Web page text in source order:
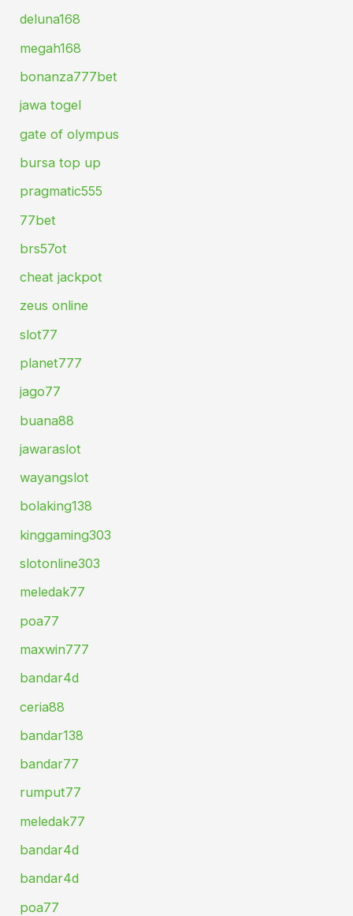
deluna168
megah168
bonanza777bet
jawa togel
gate of olympus
bursa top up
pragmatic555
77bet
brs57ot
cheat jackpot
zeus online
slot77
planet777
jago77
buana88
jawaraslot
wayangslot
bolaking138
kinggaming303
slotonline303
meledak77
poa77
maxwin777
bandar4d
ceria88
bandar138
bandar77
rumput77
meledak77
bandar4d
bandar4d
poa77